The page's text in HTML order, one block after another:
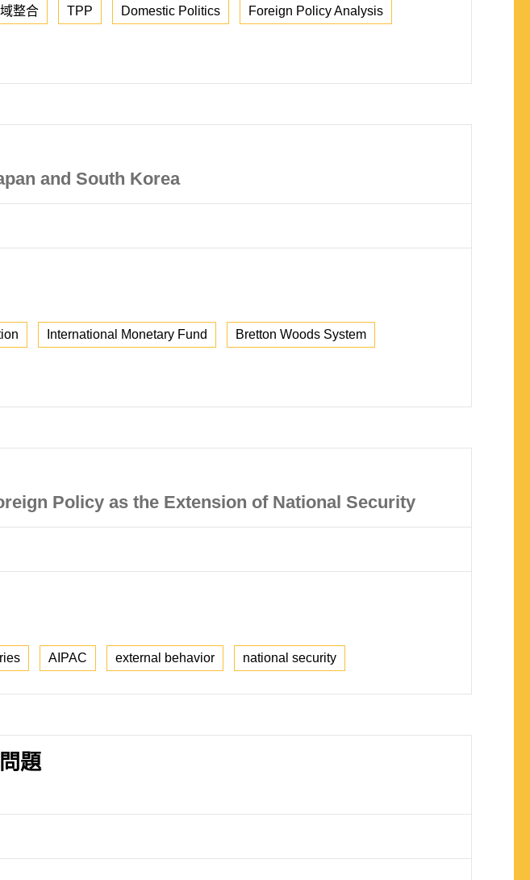
整合 TPP Domestic Politics Foreign Policy Analysis
and South Korea
International Monetary Fund Bretton Woods System
Policy as the Extension of National Security
AIPAC external behavior national security
題